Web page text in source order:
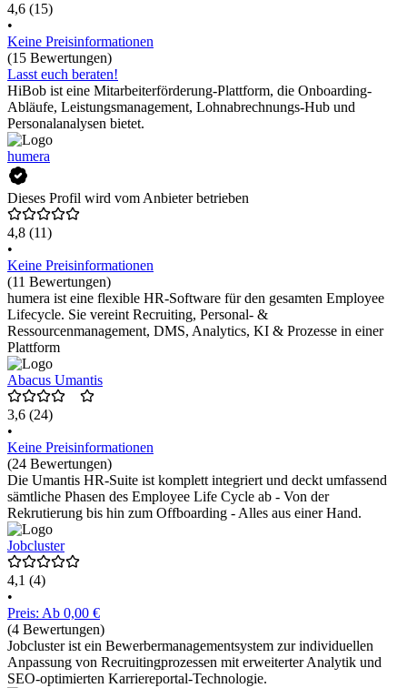
4,6 (15)
•
Keine Preisinformationen
(15 Bewertungen)
Lasst euch beraten!
HiBob ist eine Mitarbeiterförderung-Plattform, die Onboarding-
Abläufe, Leistungsmanagement, Lohnabrechnungs-Hub und
Personalanalysen bietet.
humera
Dieses Profil wird vom Anbieter betrieben
4,8 (11)
•
Keine Preisinformationen
(11 Bewertungen)
humera ist eine flexible HR-Software für den gesamten Employee
Lifecycle. Sie vereint Recruiting, Personal- &
Ressourcenmanagement, DMS, Analytics, KI & Prozesse in einer
Plattform
Abacus Umantis
3,6 (24)
•
Keine Preisinformationen
(24 Bewertungen)
Die Umantis HR-Suite ist komplett integriert und deckt umfassend
sämtliche Phasen des Employee Life Cycle ab - Von der
Rekrutierung bis hin zum Offboarding - Alles aus einer Hand.
Jobcluster
4,1 (4)
•
Preis: Ab 0,00 €
(4 Bewertungen)
Jobcluster ist ein Bewerbermanagementsystem zur individuellen
Anpassung von Recruitingprozessen mit erweiterter Analytik und
SEO-optimierten Karriereportal-Technologie.